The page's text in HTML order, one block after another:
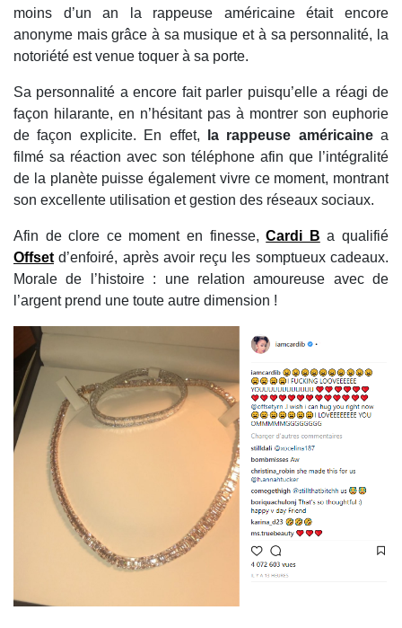
moins d’un an la rappeuse américaine était encore
anonyme mais grâce à sa musique et à sa personnalité, la
notoriété est venue toquer à sa porte.
Sa personnalité a encore fait parler puisqu’elle a réagi de
façon hilarante, en n’hésitant pas à montrer son euphorie
de façon explicite. En effet,
la rappeuse américainea
filmé sa réaction avec son téléphone afin que l’intégralité
de la planète puisse également vivre ce moment, montrant
son excellente utilisation et gestion des réseaux sociaux.
Afin de clore ce moment en finesse,Cardi B a qualifié
Offset d’enfoiré, après avoir reçu les somptueux cadeaux.
Morale de l’histoire : une relation amoureuse avec de
l’argent prend une toute autre dimension !